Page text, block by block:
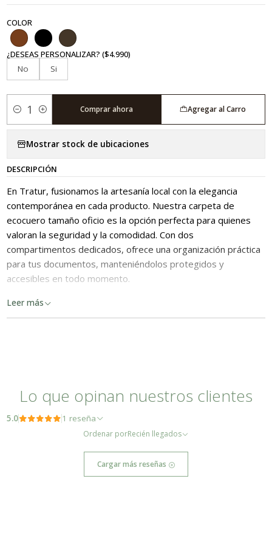
COLOR
¿DESEAS PERSONALIZAR? ($4.990)
No
Si
Cantidad
Agregar al Carro
Comprar ahora
Mostrar stock de ubicaciones
DESCRIPCIÓN
En Tratur, fusionamos la artesanía local con la elegancia
contemporánea en cada producto. Nuestra carpeta de
ecocuero tamaño oficio es la opción perfecta para quienes
valoran la seguridad y la comodidad. Con dos
compartimentos dedicados, ofrece una organización práctica
para tus documentos, manteniéndolos protegidos y
accesibles en todo momento.
Confección: Hecho en Chile
Leer más
Lo que opinan nuestros clientes
5.0 1 reseña
Ordenar porRecién llegados
Cargar más reseñas